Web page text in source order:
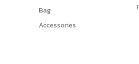
Bag
Accessories